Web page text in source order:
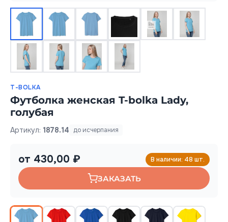
T-BOLKA
Футболка женская T-bolka Lady,
голубая
Артикул: 1878.14 до исчерпания
от 430,00 ₽ В наличии: 48 шт.
ЗАКАЗАТЬ